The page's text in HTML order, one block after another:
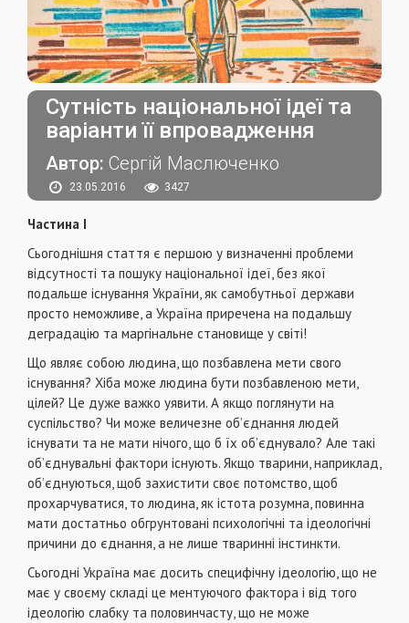
Сутність національної ідеї та
варіанти її впровадження
Автор: Сергій Маслюченко
23.05.2016 3427
Частина І
Сьогоднiшня стаття є першою у визначеннi проблеми
вiдсутностi та пошуку нацiональної iдеї, без якої
подальше iснування України, як самобутньої держави
просто неможливе, а Україна приречена на подальшу
деградацiю та маргiнальне становище у свiтi!
Що являє собою людина, що позбавлена мети свого
iснування? Хiба може людина бути позбавленою мети,
цiлей? Це дуже важко уявити. А якщо поглянути на
суспiльство? Чи може величезне об’єднання людей
iснувати та не мати нiчого, що б їх об’єднувало? Але такi
об’єднувальнi фактори iснують. Якщо тварини, наприклад,
об’єднуються, щоб захистити своє потомство, щоб
прохарчуватися, то людина, як iстота розумна, повинна
мати достатньо обгрунтованi психологiчнi та iдеологiчнi
причини до єднання, а не лише твариннi iнстинкти.
Сьогоднi Україна має досить специфiчну iдеологiю, що не
має у своєму складi це ментуючого фактора i вiд того
iдеологiю слабку та половинчасту, що не може